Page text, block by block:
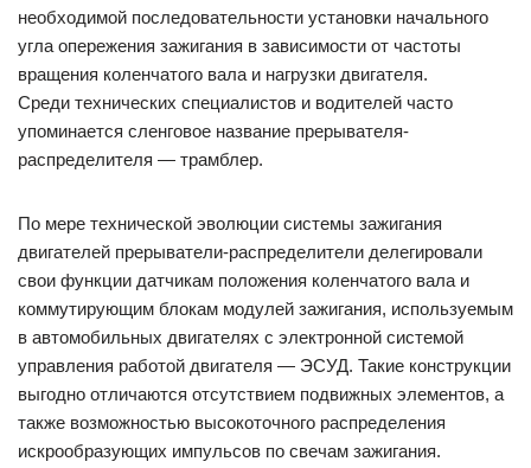
необходимой последовательности установки начального
угла опережения зажигания в зависимости от частоты
вращения коленчатого вала и нагрузки двигателя.
Среди технических специалистов и водителей часто
упоминается сленговое название прерывателя-
распределителя — трамблер.
По мере технической эволюции системы зажигания
двигателей прерыватели-распределители делегировали
свои функции датчикам положения коленчатого вала и
коммутирующим блокам модулей зажигания, используемым
в автомобильных двигателях с электронной системой
управления работой двигателя — ЭСУД. Такие конструкции
выгодно отличаются отсутствием подвижных элементов, а
также возможностью высокоточного распределения
искрообразующих импульсов по свечам зажигания.